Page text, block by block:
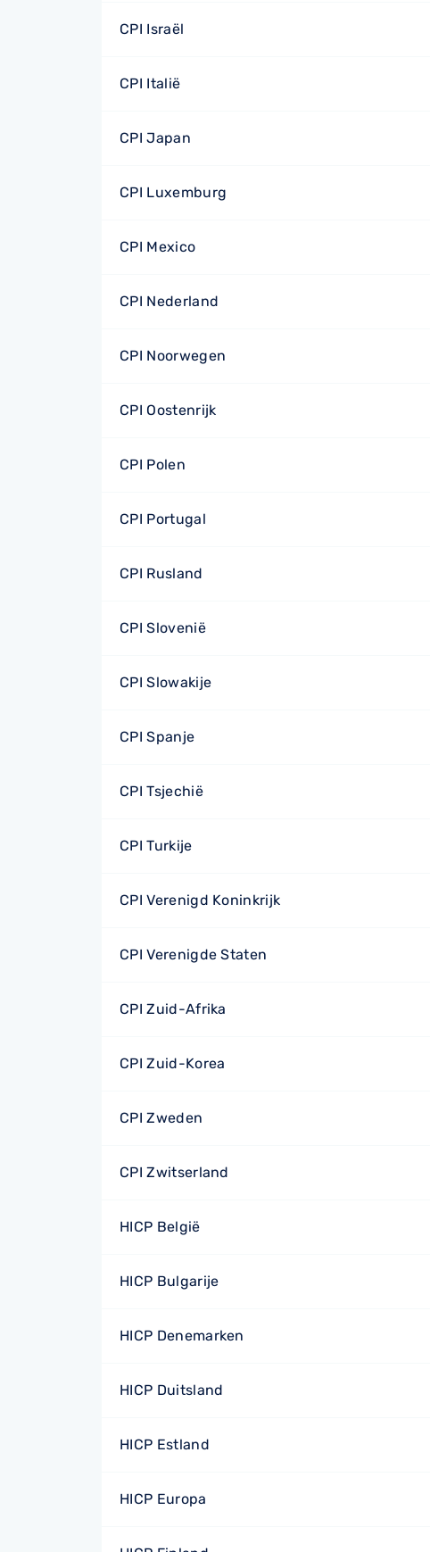
CPI Israël
CPI Italië
CPI Japan
CPI Luxemburg
CPI Mexico
CPI Nederland
CPI Noorwegen
CPI Oostenrijk
CPI Polen
CPI Portugal
CPI Rusland
CPI Slovenië
CPI Slowakije
CPI Spanje
CPI Tsjechië
CPI Turkije
CPI Verenigd Koninkrijk
CPI Verenigde Staten
CPI Zuid-Afrika
CPI Zuid-Korea
CPI Zweden
CPI Zwitserland
HICP België
HICP Bulgarije
HICP Denemarken
HICP Duitsland
HICP Estland
HICP Europa